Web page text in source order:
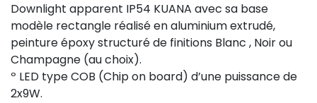
Downlight apparent IP54 KUANA avec sa base
modèle rectangle réalisé en aluminium extrudé,
peinture époxy structuré de finitions Blanc , Noir ou
Champagne (au choix).
º LED type COB (Chip on board) d’une puissance de
2x9W.